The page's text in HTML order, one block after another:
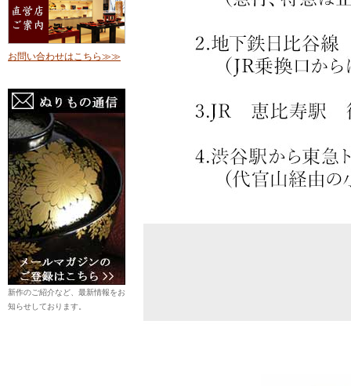
お問い合わせはこちら≫≫
新作のご紹介など、最新情報をお
知らせしております。